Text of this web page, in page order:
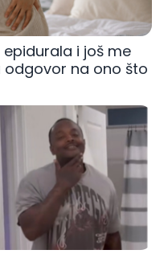
i još me
odgovor na ono što